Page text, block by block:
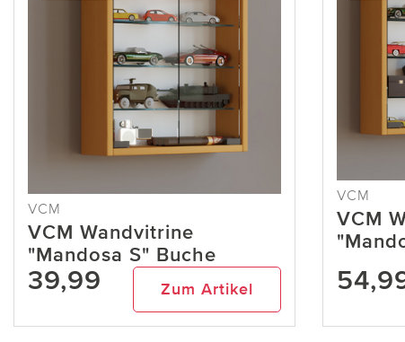
VCM
VCM Wandvitrine
"Mandosa S" Buche
39,99 Zum Artikel
VCM
VCM